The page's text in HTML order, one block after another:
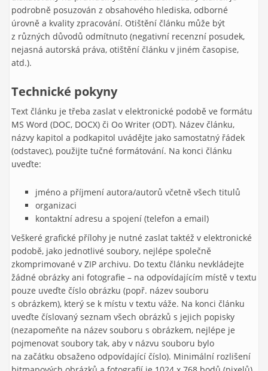
podrobně posuzován z obsahového hlediska, odborné
úrovně a kvality zpracování. Otištění článku může být
z různých důvodů odmítnuto (negativní recenzní posudek,
nejasná autorská práva, otištění článku v jiném časopise,
atd.).
Technické pokyny
Text článku je třeba zaslat v elektronické podobě ve formátu
MS Word (DOC, DOCX) či Oo Writer (ODT). Název článku,
názvy kapitol a podkapitol uvádějte jako samostatný řádek
(odstavec), použijte tučné formátování. Na konci článku
uveďte:
jméno a příjmení autora/autorů včetně všech titulů
organizaci
kontaktní adresu a spojení (telefon a email)
Veškeré grafické přílohy je nutné zaslat taktéž v elektronické
podobě, jako jednotlivé soubory, nejlépe společně
zkomprimované v ZIP archivu. Do textu článku nevkládejte
žádné obrázky ani fotografie – na odpovídajícím místě v textu
pouze uveďte číslo obrázku (popř. název souboru
s obrázkem), který se k místu v textu váže. Na konci článku
uveďte číslovaný seznam všech obrázků s jejich popisky
(nezapomeňte na název souboru s obrázkem, nejlépe je
pojmenovat soubory tak, aby v názvu souboru bylo
na začátku obsaženo odpovídající číslo). Minimální rozlišení